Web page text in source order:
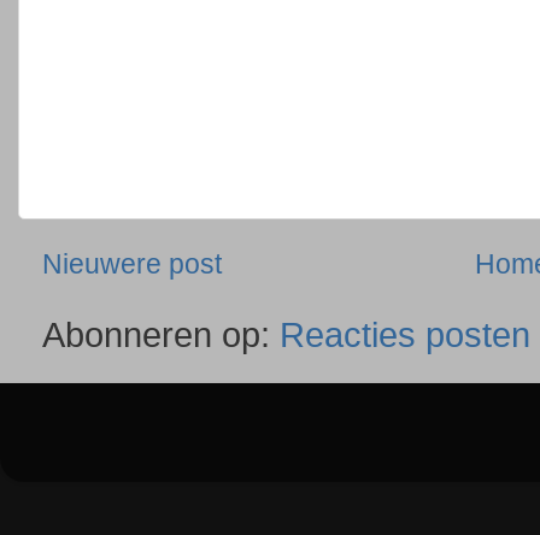
Nieuwere post
Abonneren op: Reacties